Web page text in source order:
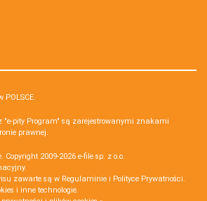
POLSCE.
"e-pity Program" są zarejestrowanymi znakami
prawnej.
Copyright 2009-2026 e-file sp. z o.o.
zawarte są w Regulaminie i Polityce Prywatności.
i inne technologie.